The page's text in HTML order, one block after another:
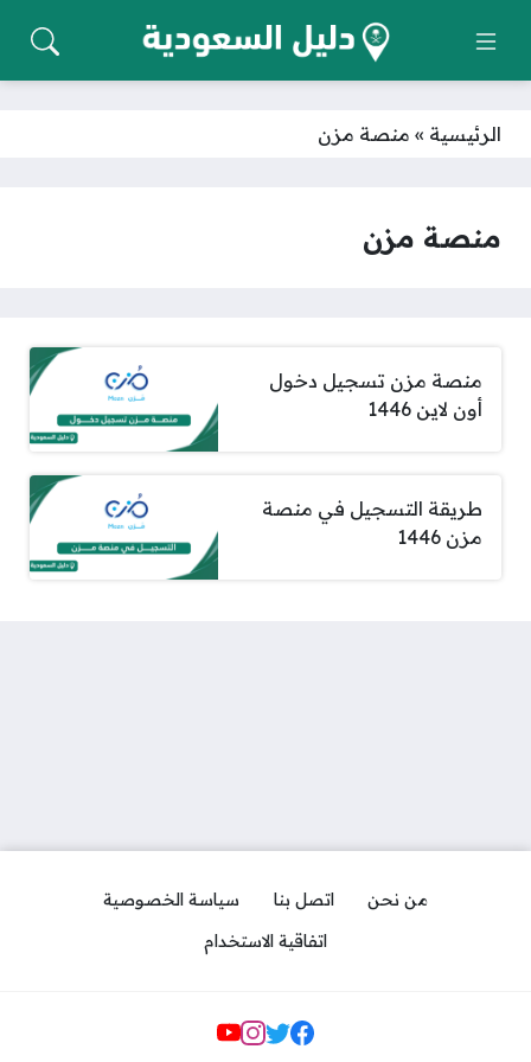
الرئيسية » منصة مزن
منصة مزن
منصة مزن تسجيل دخول
أون لاين 1446
طريقة التسجيل في منصة
مزن 1446
من نحن اتصل بنا
سياسة الخصوصية
اتفاقية الاستخدام
مواقع التواصل